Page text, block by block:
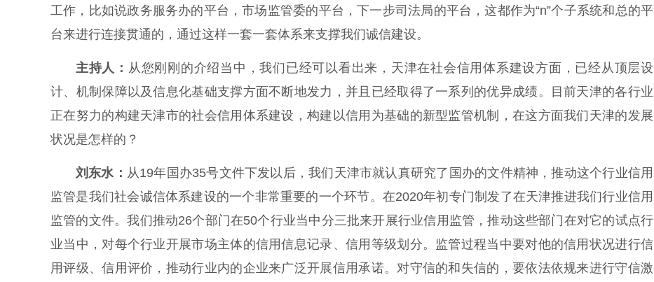
工作，比如说政务服务办的平台，市场监管委的平台，下一步司法局的平台，这都作为“n”个子系统和总的平
台来进行连接贯通的，通过这样一套一套体系来支撑我们诚信建设。
主持人： 从您刚刚的介绍当中，我们已经可以看出来，天津在社会信用体系建设方面，已经从顶层设
计、机制保障以及信息化基础支撑方面不断地发力，并且已经取得了一系列的优异成绩。目前天津的各行业
正在努力的构建天津市的社会信用体系建设，构建以信用为基础的新型监管机制，在这方面我们天津的发展
状况是怎样的？
刘东水： 从19年国办35号文件下发以后，我们天津市就认真研究了国办的文件精神，推动这个行业信用
监管是我们社会诚信体系建设的一个非常重要的一个环节。在2020年初专门制发了在天津推进我们行业信用
监管的文件。我们推动26个部门在50个行业当中分三批来开展行业信用监管，推动这些部门在对它的试点行
业当中，对每个行业开展市场主体的信用信息记录、信用等级划分。监管过程当中要对他的信用状况进行信
用评级、信用评价，推动行业内的企业来广泛开展信用承诺。对守信的和失信的，要依法依规来进行守信激